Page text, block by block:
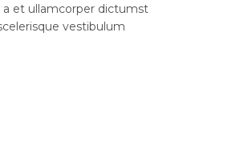
a et ullamcorper dictumst
vestibulum